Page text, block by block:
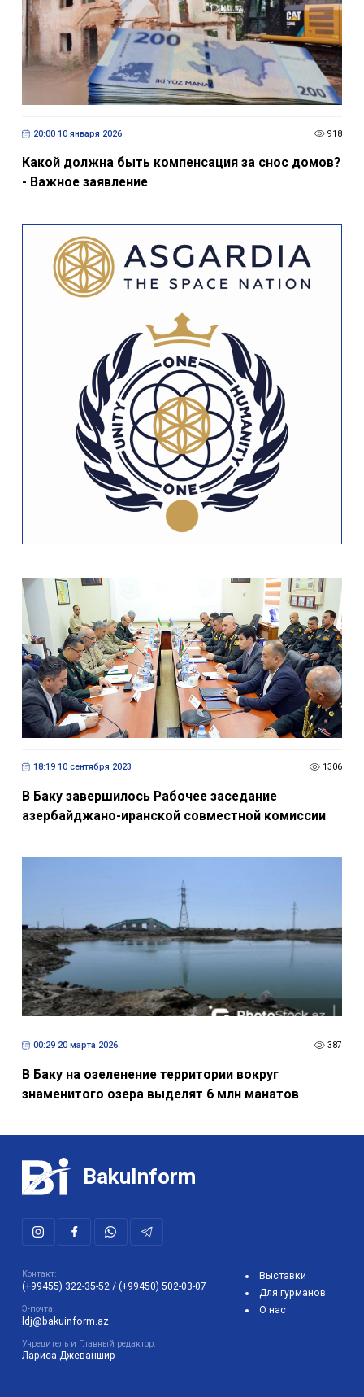
20:00 10 января 2026 918
Какой должна быть компенсация за снос домов?
- Важное заявление
18:19 10 сентября 2023 1306
В Баку завершилось Рабочее заседание
азербайджано-иранской совместной комиссии
00:29 20 марта 2026 387
В Баку на озеленение территории вокруг
знаменитого озера выделят 6 млн манатов
BakuInform
Контакт:
(+99455) 322-35-52/ (+99450) 502-03-07
Э-почта:
ldj@bakuinform.az
Учредитель и Главный редактор:
Лариса Джеваншир
Выставки
Для гурманов
О нас